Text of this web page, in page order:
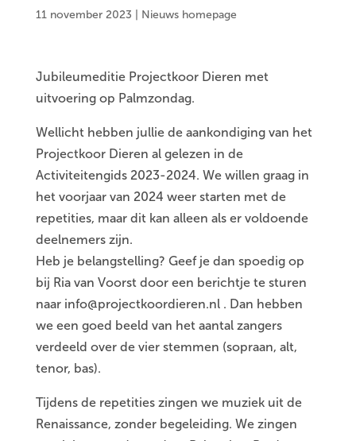
11 november 2023 Nieuws homepage
Jubileumeditie Projectkoor Dieren met
uitvoering op Palmzondag.
Wellicht hebben jullie de aankondiging van het
Projectkoor Dieren al gelezen in de
Activiteitengids 2023-2024. We willen graag in
het voorjaar van 2024 weer starten met de
repetities, maar dit kan alleen als er voldoende
deelnemers zijn.
Heb je belangstelling? Geef je dan spoedig op
bij Ria van Voorst door een berichtje te sturen
naar info@projectkoordieren.nl . Dan hebben
we een goed beeld van het aantal zangers
verdeeld over de vier stemmen (sopraan, alt,
tenor, bas).
Tijdens de repetities zingen we muziek uit de
Renaissance, zonder begeleiding. We zingen